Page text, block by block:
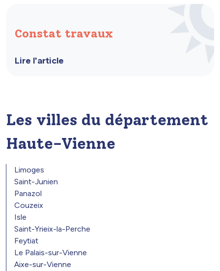
Constat travaux
Lire l'article
Les villes du département
Haute-Vienne
Limoges
Saint-Junien
Panazol
Couzeix
Isle
Saint-Yrieix-la-Perche
Feytiat
Le Palais-sur-Vienne
Aixe-sur-Vienne